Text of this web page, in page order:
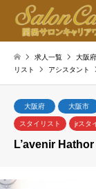
求人一覧 大阪府
リスト
アシスタント
大阪府 大阪市
スタイリスト jrスタ
L’avenir